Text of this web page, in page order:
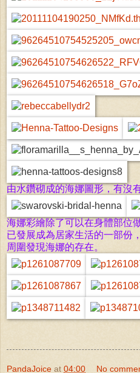
由水鑽砌成的海娜圖形，有沒
海娜彩繪除了可以在身體部位
已發展成為居家生活的一部份
周圍發現海娜的存在。
PandaJoice at 04:00 No